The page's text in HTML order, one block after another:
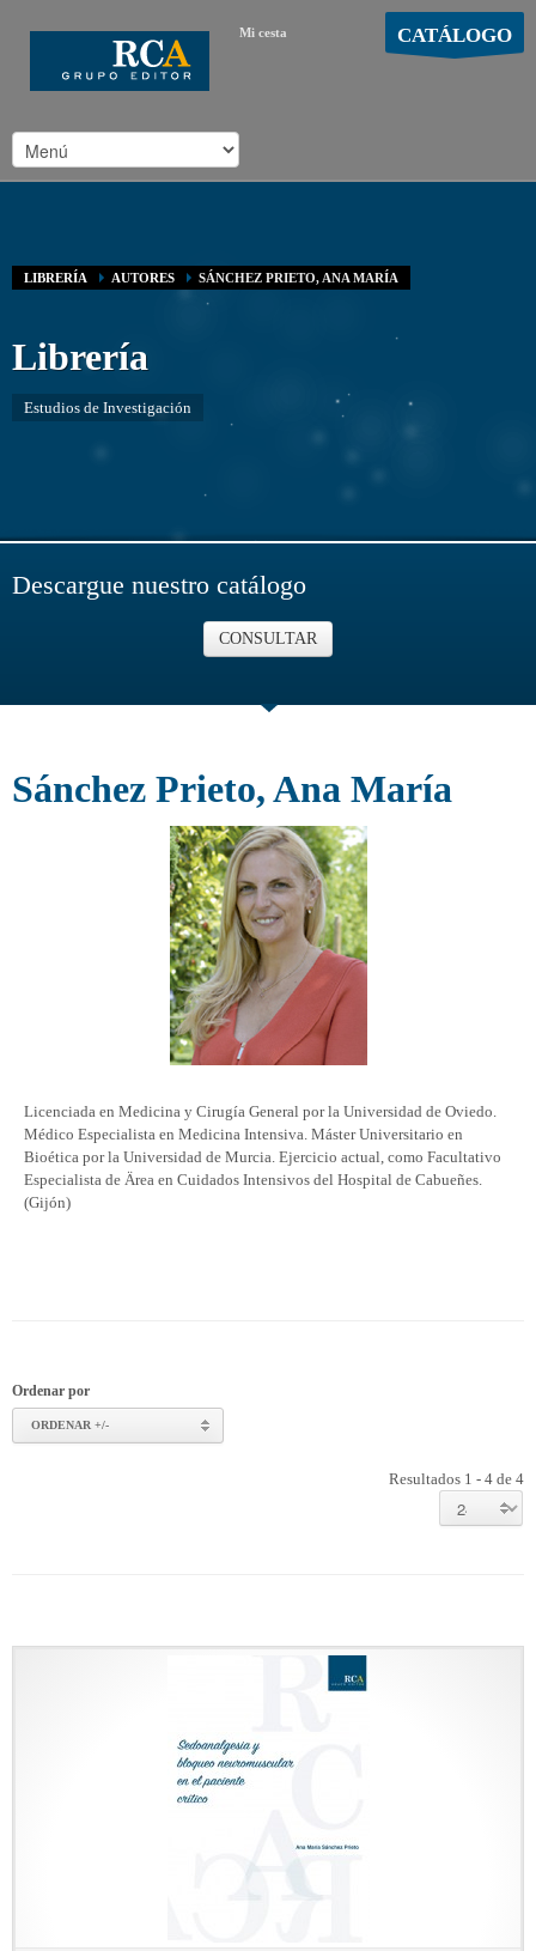
Mi cesta CATÁLOGO
LIBRERÍA AUTORES SÁNCHEZ PRIETO, ANA MARÍA
Librería
Estudios de Investigación
Descargue nuestro catálogo
CONSULTAR
Sánchez Prieto, Ana María
Licenciada en Medicina y Cirugía General por la Universidad de Oviedo.
Médico Especialista en Medicina Intensiva. Máster Universitario en
Bioética por la Universidad de Murcia. Ejercicio actual, como Facultativo
Especialista de Ärea en Cuidados Intensivos del Hospital de Cabueñes.
(Gijón)
Ordenar por
ORDENAR +/-
Resultados 1 - 4 de 4